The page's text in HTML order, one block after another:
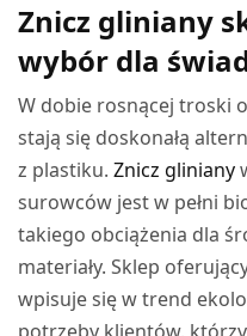
Znicz gliniany
wybór dla
W dobie rosnącej troski
stają się doskonałą
z plastiku.Znicz gliniany
surowców jest w pełni
takiego obciążenia dla
materiały. Sklep
wpisuje się w trend